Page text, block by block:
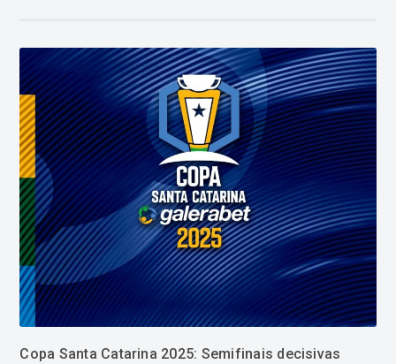
Copa Santa Catarina 2025: Semifinais decisivas